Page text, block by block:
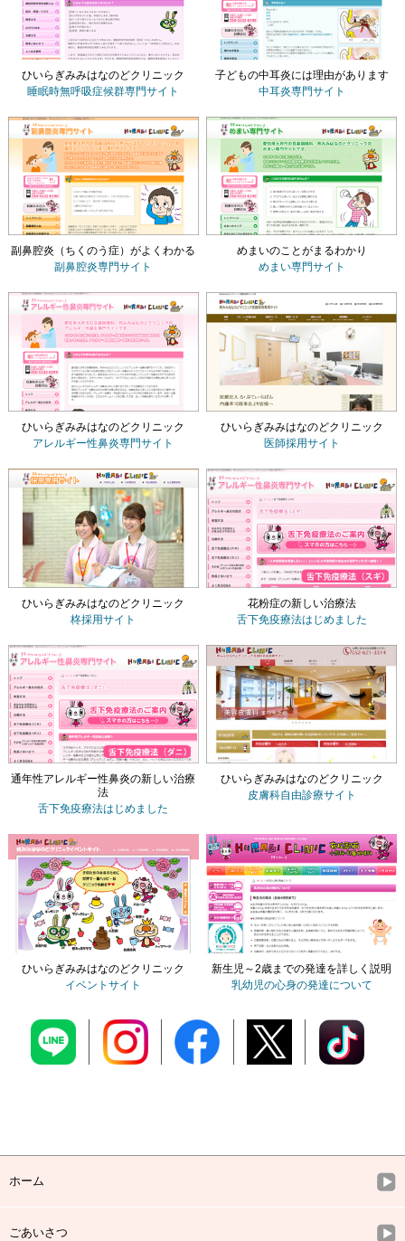
ひいらぎみみはなのどクリニック
睡眠時無呼吸症候群専門サイト
子どもの中耳炎には理由があります
中耳炎専門サイト
副鼻腔炎（ちくのう症）がよくわかる
副鼻腔炎専門サイト
めまいのことがまるわかり
めまい専門サイト
ひいらぎみみはなのどクリニック
アレルギー性鼻炎専門サイト
ひいらぎみみはなのどクリニック
医師採用サイト
ひいらぎみみはなのどクリニック
柊採用サイト
花粉症の新しい治療法
舌下免疫療法はじめました
通年性アレルギー性鼻炎の新しい治療
法
舌下免疫療法はじめました
ひいらぎみみはなのどクリニック
皮膚科自由診療サイト
ひいらぎみみはなのどクリニック
イベントサイト
新生児～2歳までの発達を詳しく説明
乳幼児の心身の発達について
ホーム
ごあいさつ